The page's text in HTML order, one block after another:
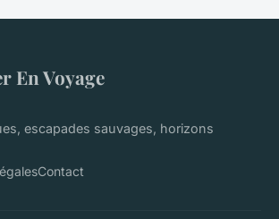
En Voyage
escapades sauvages, horizons
Contact